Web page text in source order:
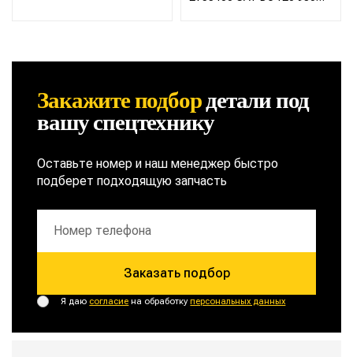
Закажите подбордеталипод
вашу спецтехнику
Оставьте номер и наш менеджер быстро
подберет подходящую запчасть
Заказать подбор
Я даю согласие на обработкуперсональных данных